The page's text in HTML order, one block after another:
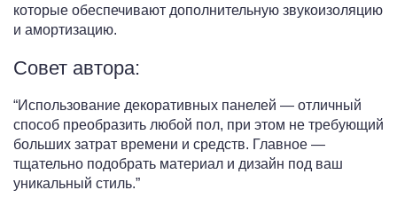
которые обеспечивают дополнительную звукоизоляцию
и амортизацию.
Совет автора:
“Использование декоративных панелей — отличный
способ преобразить любой пол, при этом не требующий
больших затрат времени и средств. Главное —
тщательно подобрать материал и дизайн под ваш
уникальный стиль.”